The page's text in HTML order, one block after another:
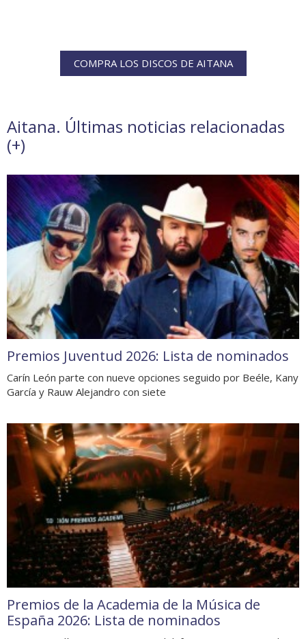
COMPRA LOS DISCOS DE AITANA
Aitana. Últimas noticias relacionadas
(+)
Premios Juventud 2026: Lista de nominados
Carín León parte con nueve opciones seguido por Beéle, Kany
García y Rauw Alejandro con siete
Premios de la Academia de la Música de
España 2026: Lista de nominados